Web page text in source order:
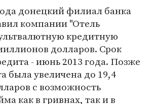
донецкий филиал банка
компании "Отель
кредитную
долларов. Срок
- июнь 2013 года. Позже
была увеличена до 19,4
с возможность
как в гривнах, так и в